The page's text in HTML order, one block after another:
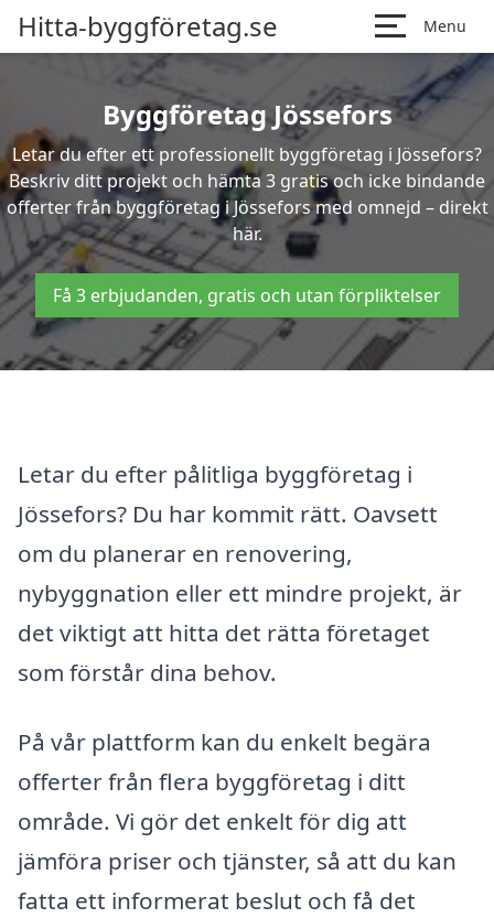
Hitta-byggföretag.se Menu
Byggföretag Jössefors
Letar du efter ett professionellt byggföretag i Jössefors?
Beskriv ditt projekt och hämta 3 gratis och icke bindande
offerter från byggföretag i Jössefors med omnejd – direkt
här.
Få 3 erbjudanden, gratis och utan förpliktelser
Letar du efter pålitliga byggföretag i
Jössefors? Du har kommit rätt. Oavsett
om du planerar en renovering,
nybyggnation eller ett mindre projekt, är
det viktigt att hitta det rätta företaget
som förstår dina behov.
På vår plattform kan du enkelt begära
offerter från flera byggföretag i ditt
område. Vi gör det enkelt för dig att
jämföra priser och tjänster, så att du kan
fatta ett informerat beslut och få det